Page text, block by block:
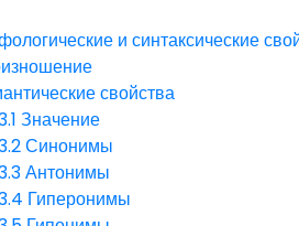
и синтаксические
свойства
Значение
Синонимы
Антонимы
Гиперонимы